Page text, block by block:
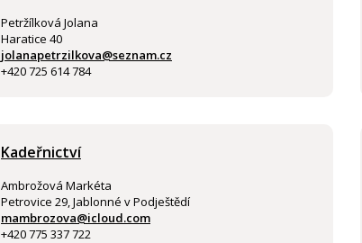
Petržílková Jolana
Haratice 40
jolanapetrzilkova@seznam.cz
+420 725 614 784
Kadeřnictví
Ambrožová Markéta
Petrovice 29, Jablonné v Podještědí
mambrozova@icloud.com
+420 775 337 722